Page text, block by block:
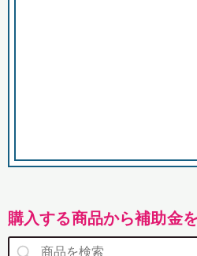
購入する商品から補助金